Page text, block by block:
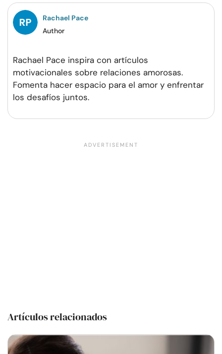
Rachael Pace
Author
Rachael Pace inspira con artículos
motivacionales sobre relaciones amorosas.
Fomenta hacer espacio para el amor y enfrentar
los desafíos juntos.
Artículos relacionados